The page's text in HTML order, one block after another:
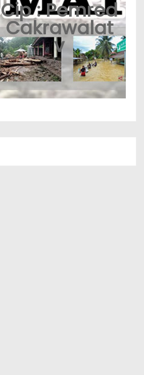
Cip : Pemred
Cakrawalat
v